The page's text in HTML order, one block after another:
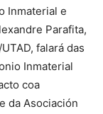
Inmaterial e
Parafita,
falará das
Inmaterial
coa
da Asociación